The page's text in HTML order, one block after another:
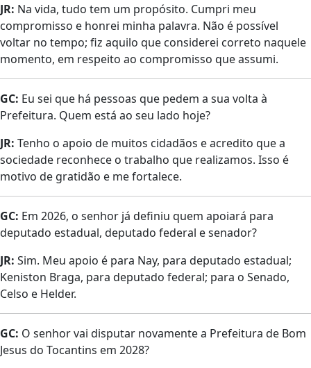
JR: Na vida, tudo tem um propósito. Cumpri meu
compromisso e honrei minha palavra. Não é possível
voltar no tempo; fiz aquilo que considerei correto naquele
momento, em respeito ao compromisso que assumi.
GC: Eu sei que há pessoas que pedem a sua volta à
Prefeitura. Quem está ao seu lado hoje?
JR: Tenho o apoio de muitos cidadãos e acredito que a
sociedade reconhece o trabalho que realizamos. Isso é
motivo de gratidão e me fortalece.
GC: Em 2026, o senhor já definiu quem apoiará para
deputado estadual, deputado federal e senador?
JR: Sim. Meu apoio é para Nay, para deputado estadual;
Keniston Braga, para deputado federal; para o Senado,
Celso e Helder.
GC: O senhor vai disputar novamente a Prefeitura de Bom
Jesus do Tocantins em 2028?